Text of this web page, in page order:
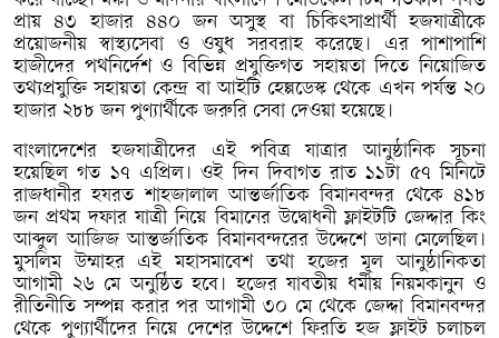
প্রায় ৪৩ হাজার ৪৪০ জন অসুস্থ বা চিকিৎসাপ্রার্থী হজযাত্রীকে
প্রয়োজনীয় স্বাস্থ্যসেবা ও ওষুধ সরবরাহ করেছে। এর পাশাপাশি
হাজীদের পথনির্দেশ ও বিভিন্ন প্রযুক্তিগত সহায়তা দিতে নিয়োজিত
তথ্যপ্রযুক্তি সহায়তা কেন্দ্র বা আইটি হেল্পডেস্ক থেকে এখন পর্যন্ত ২০
হাজার ২৮৮ জন পুণ্যার্থীকে জরুরি সেবা দেওয়া হয়েছে।
বাংলাদেশের হজযাত্রীদের এই পবিত্র যাত্রার আনুষ্ঠানিক সূচনা
হয়েছিল গত ১৭ এপ্রিল। ওই দিন দিবাগত রাত ১১টা ৫৭ মিনিটে
রাজধানীর হযরত শাহজালাল আন্তর্জাতিক বিমানবন্দর থেকে ৪১৮
জন প্রথম দফার যাত্রী নিয়ে বিমানের উদ্বোধনী ফ্লাইটটি জেদ্দার কিং
আব্দুল আজিজ আন্তর্জাতিক বিমানবন্দরের উদ্দেশে ডানা মেলেছিল।
মুসলিম উম্মাহর এই মহাসমাবেশ তথা হজের মূল আনুষ্ঠানিকতা
আগামী ২৬ মে অনুষ্ঠিত হবে। হজের যাবতীয় ধর্মীয় নিয়মকানুন ও
রীতিনীতি সম্পন্ন করার পর আগামী ৩০ মে থেকে জেদ্দা বিমানবন্দর
থেকে পুণ্যার্থীদের নিয়ে দেশের উদ্দেশে ফিরতি হজ ফ্লাইট চলাচল